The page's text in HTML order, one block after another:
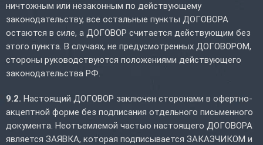
ничтожным или незаконным по действующему
законодательству, все остальные пункты ДОГОВОРА
остаются в силе, а ДОГОВОР считается действующим без
этого пункта. В случаях, не предусмотренных ДОГОВОРОМ,
стороны руководствуются положениями действующего
законодательства РФ.
9.2. Настоящий ДОГОВОР заключен сторонами в офертно-
акцептной форме без подписания отдельного письменного
документа. Неотъемлемой частью настоящего ДОГОВОРА
является ЗАЯВКА, которая подписывается ЗАКАЗЧИКОМ и